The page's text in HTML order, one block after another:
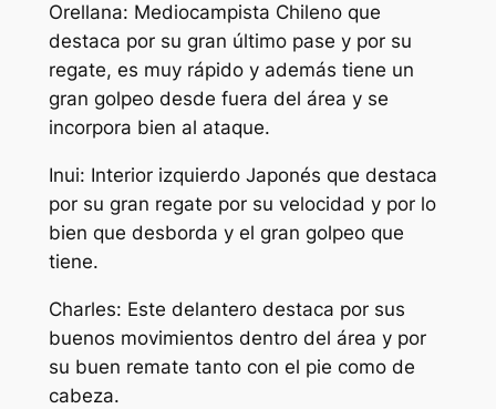
Orellana: Mediocampista Chileno que
destaca por su gran último pase y por su
regate, es muy rápido y además tiene un
gran golpeo desde fuera del área y se
incorpora bien al ataque.
Inui: Interior izquierdo Japonés que destaca
por su gran regate por su velocidad y por lo
bien que desborda y el gran golpeo que
tiene.
Charles: Este delantero destaca por sus
buenos movimientos dentro del área y por
su buen remate tanto con el pie como de
cabeza.